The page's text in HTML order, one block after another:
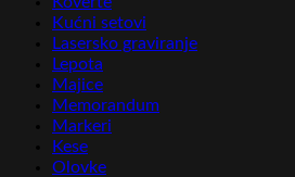
Kućni setovi
Lasersko graviranje
Lepota
Majice
Memorandum
Markeri
Kese
Olovke